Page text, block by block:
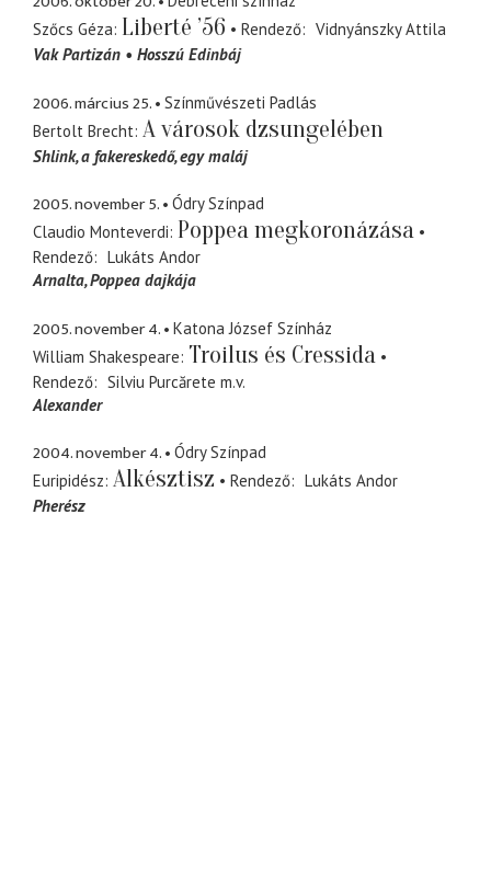
Szőcs Géza Liberté ’56 Rendező
Vidnyánszky Attila
Vak Partizán
Hosszú Edinbáj
2006. március 25.
Színművészeti Padlás
Bertolt Brecht A városok dzsungelében
Shlink a fakereskedő, egy maláj
2005. november 5.
Ódry Színpad
Claudio Monteverdi Poppea megkoronázása
Rendező
Lukáts Andor
Arnalta Poppea dajkája
2005. november 4.
Katona József Színház
William Shakespeare Troilus és Cressida
Rendező Silviu Purcărete m.v.
Alexander
2004. november 4.
Ódry Színpad
Euripidész Alkésztisz Rendező
Lukáts Andor
Pherész